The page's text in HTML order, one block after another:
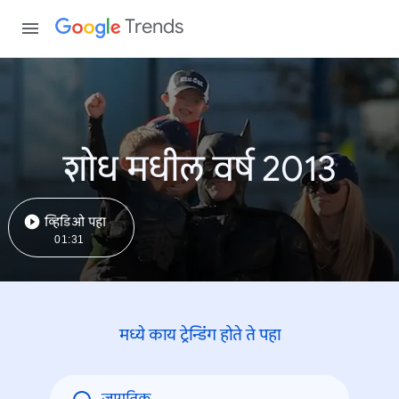
Trends
शोध मधील वर्ष 2013
व्हिडिओ पहा
01:31
मध्ये काय ट्रेन्डिंंग होते ते पहा